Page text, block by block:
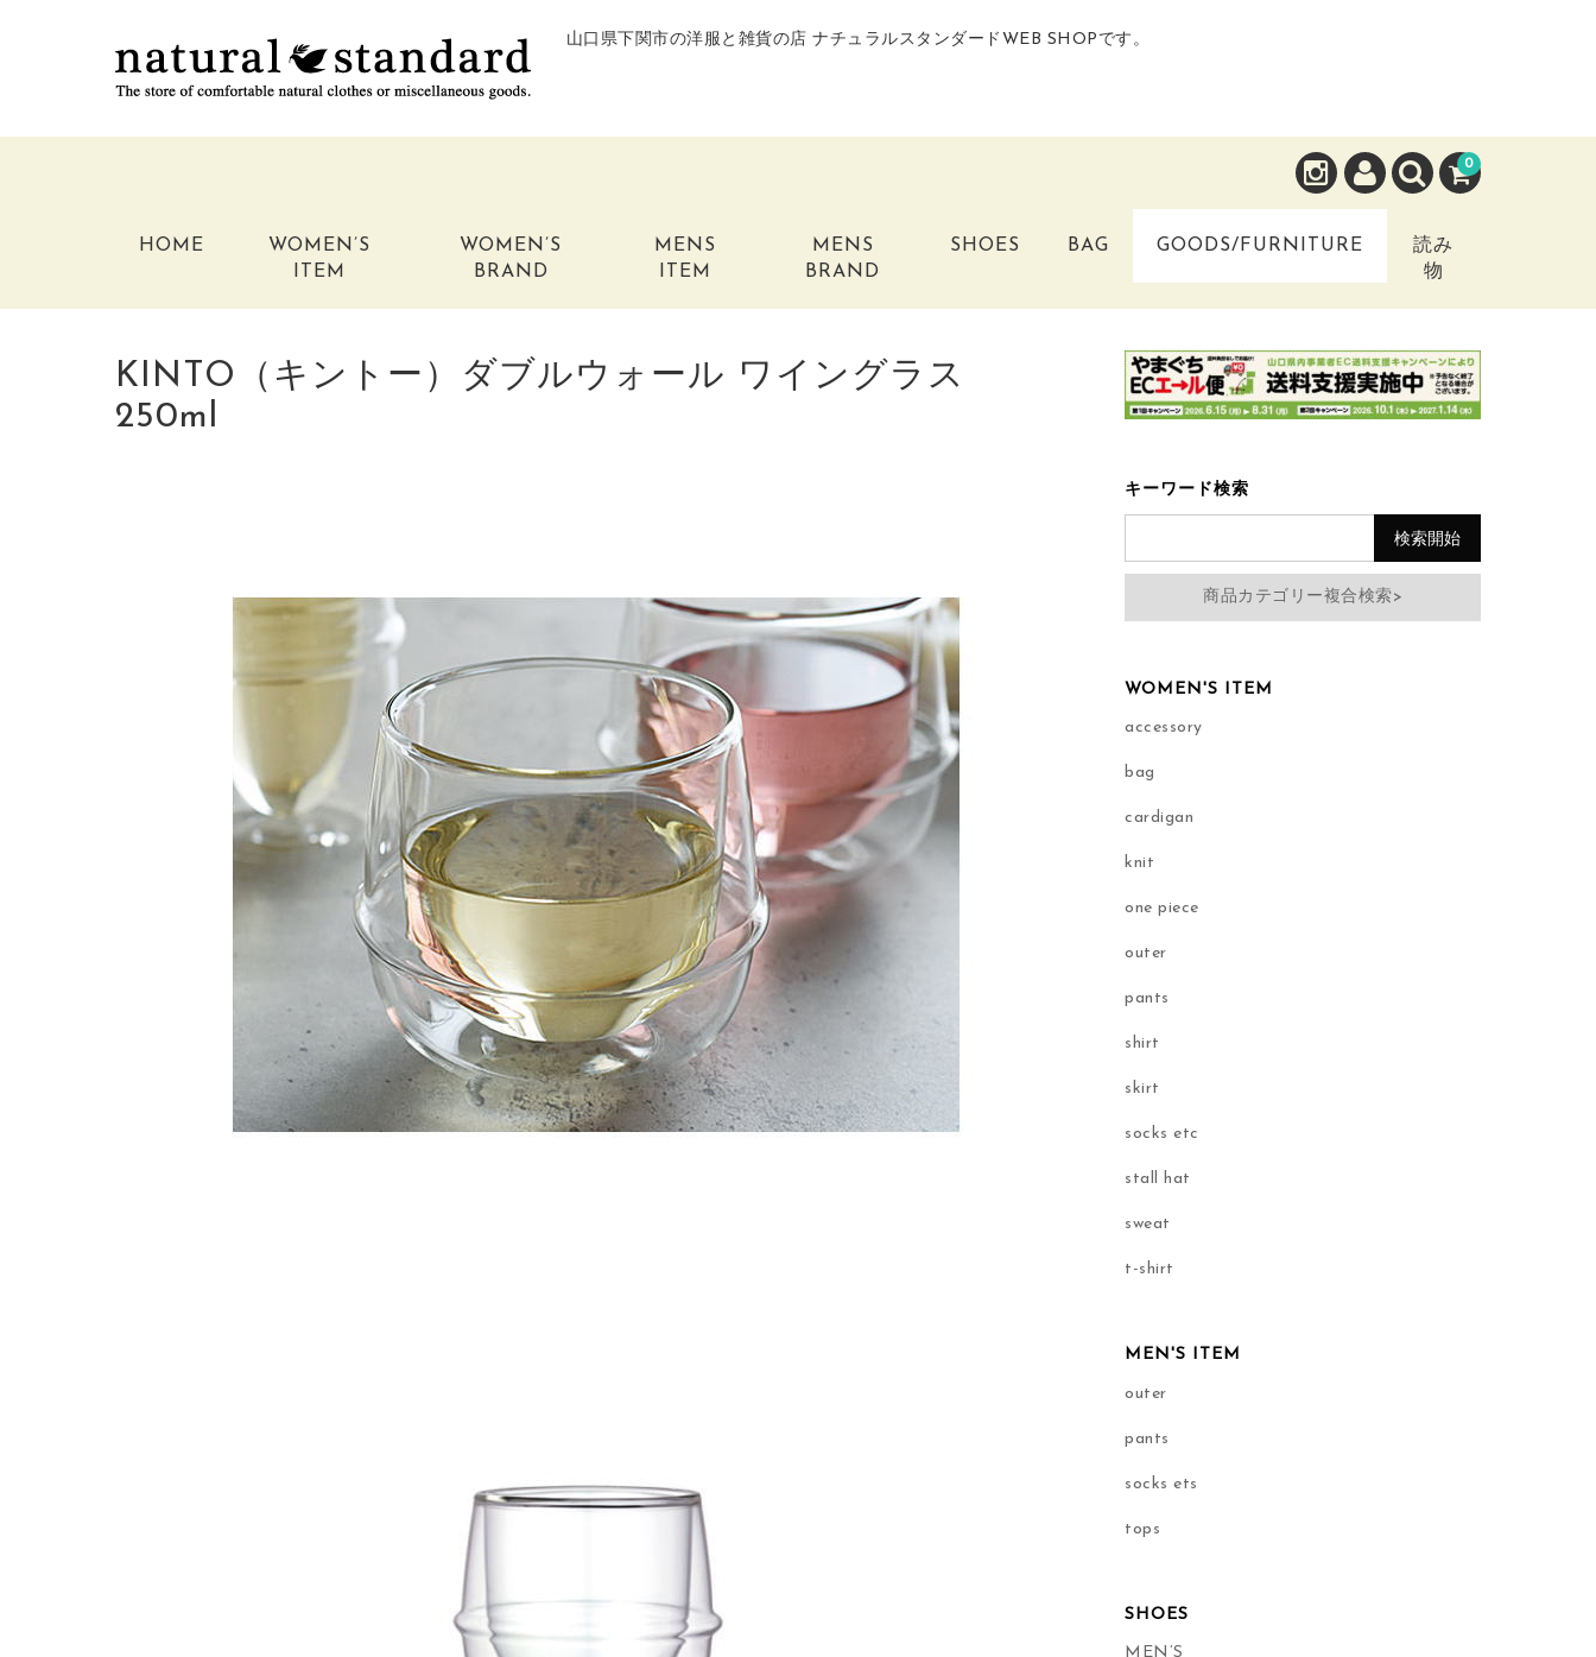
山口県下関市の洋服と雑貨の店 ナチュラルスタンダードWEB SHOPです。
0
HOME
WOMEN’S
ITEM
WOMEN’S
BRAND
MENS
ITEM
MENS
BRAND
SHOES BAG GOODS/FURNITURE
読み
物
KINTO（キントー）ダブルウォール ワイングラス
250ml
キーワード検索
商品カテゴリー複合検索>
WOMEN'S ITEM
accessory
bag
cardigan
knit
one piece
outer
pants
shirt
skirt
socks etc
stall hat
sweat
t-shirt
MEN'S ITEM
outer
pants
socks ets
tops
SHOES
MEN’S